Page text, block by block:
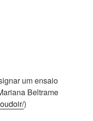
um ensaio
Beltrame
)